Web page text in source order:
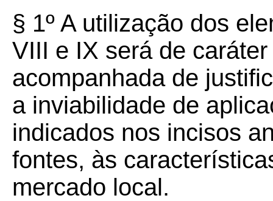
§ 1º A utilização dos
VIII e IX será de
acompanhada de
a inviabilidade de
indicados nos incisos
fontes, às
mercado local.